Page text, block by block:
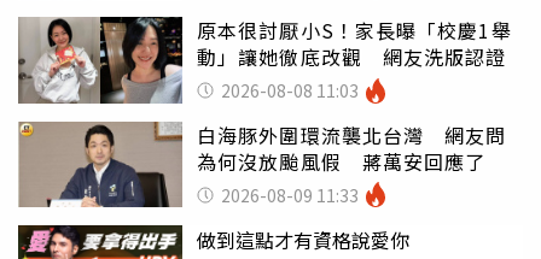
原本很討厭小S！家長曝「校慶1舉
動」讓她徹底改觀 網友洗版認證
2026-08-08 11:03
白海豚外圍環流襲北台灣 網友問
為何沒放颱風假 蔣萬安回應了
2026-08-09 11:33
做到這點才有資格說愛你